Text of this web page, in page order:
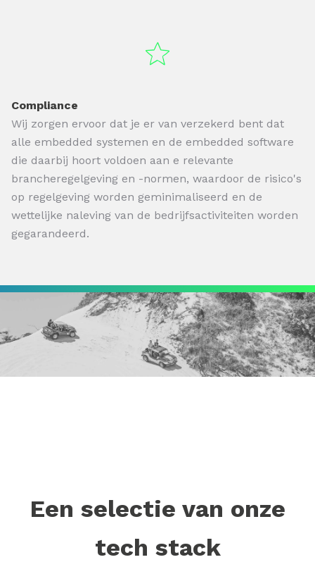
Compliance
Wij zorgen ervoor dat je er van verzekerd bent dat
alle embedded systemen en de embedded software
die daarbij hoort voldoen aan e relevante
brancheregelgeving en -normen, waardoor de risico's
op regelgeving worden geminimaliseerd en de
wettelijke naleving van de bedrijfsactiviteiten worden
gegarandeerd.
Een selectie van onze
tech stack